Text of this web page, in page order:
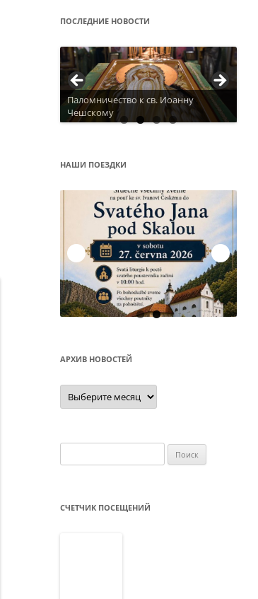
ПОСЛЕДНИЕ НОВОСТИ
Паломничество к св. Иоанну
Чешскому
Актуальное расписание
НАШИ ПОЕЗДКИ
Остров Корфу
АРХИВ НОВОСТЕЙ
Архив
новостей
СЧЕТЧИК ПОСЕЩЕНИЙ